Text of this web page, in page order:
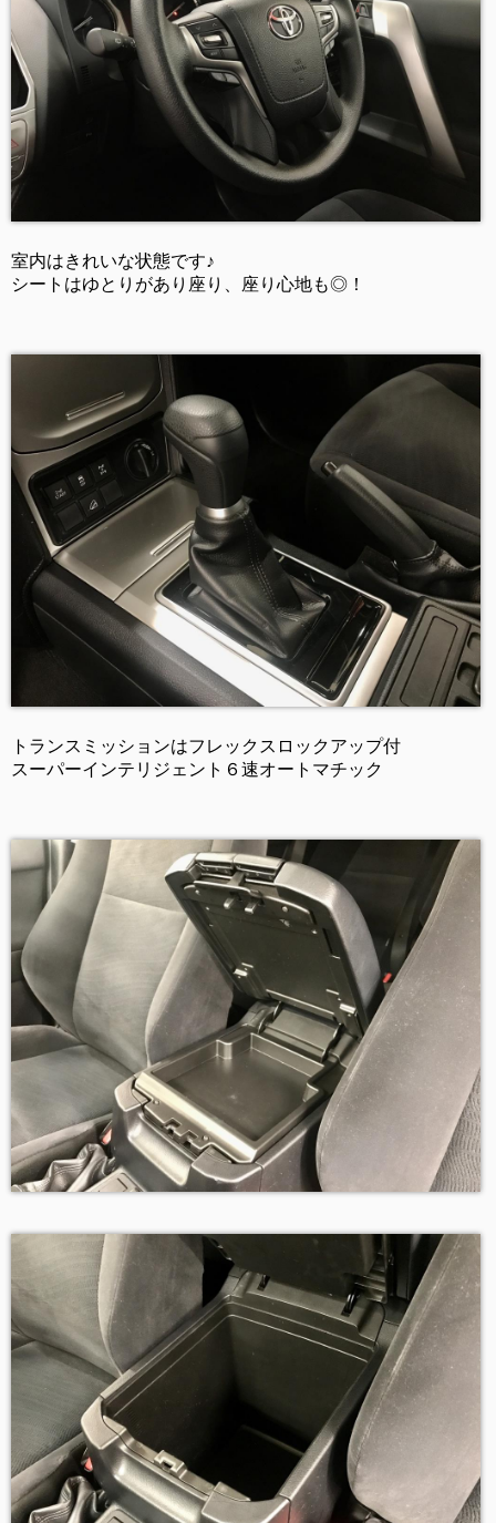
室内はきれいな状態です♪
シートはゆとりがあり座り、座り心地も◎！
トランスミッションはフレックスロックアップ付
スーパーインテリジェント６速オートマチック